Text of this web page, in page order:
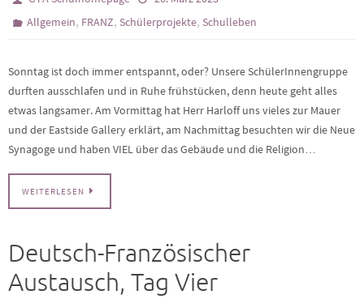
Allgemein, FRANZ, Schülerprojekte, Schulleben
Sonntag ist doch immer entspannt, oder? Unsere SchülerInnengruppe
durften ausschlafen und in Ruhe frühstücken, denn heute geht alles
etwas langsamer. Am Vormittag hat Herr Harloff uns vieles zur Mauer
und der Eastside Gallery erklärt, am Nachmittag besuchten wir die Neue
Synagoge und haben VIEL über das Gebäude und die Religion…
WEITERLESEN
Deutsch-Französischer
Austausch, Tag Vier